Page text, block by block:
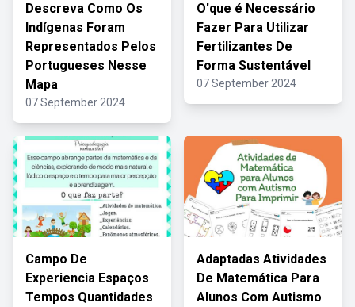
Descreva Como Os
Indígenas Foram
Representados Pelos
Portugueses Nesse
Mapa
07 September 2024
O'que é Necessário
Fazer Para Utilizar
Fertilizantes De
Forma Sustentável
07 September 2024
Campo De
Experiencia Espaços
Tempos Quantidades
Adaptadas Atividades
De Matemática Para
Alunos Com Autismo